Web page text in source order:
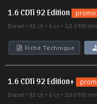
1.6 CDTi 92 Edition promo
Diesel 92 ch 6 cv 5,0 l/100 km
Fiche Technique
1.6 CDTi 92 Edition+
Diesel 92 ch 6 cv 5,0 l/100 km